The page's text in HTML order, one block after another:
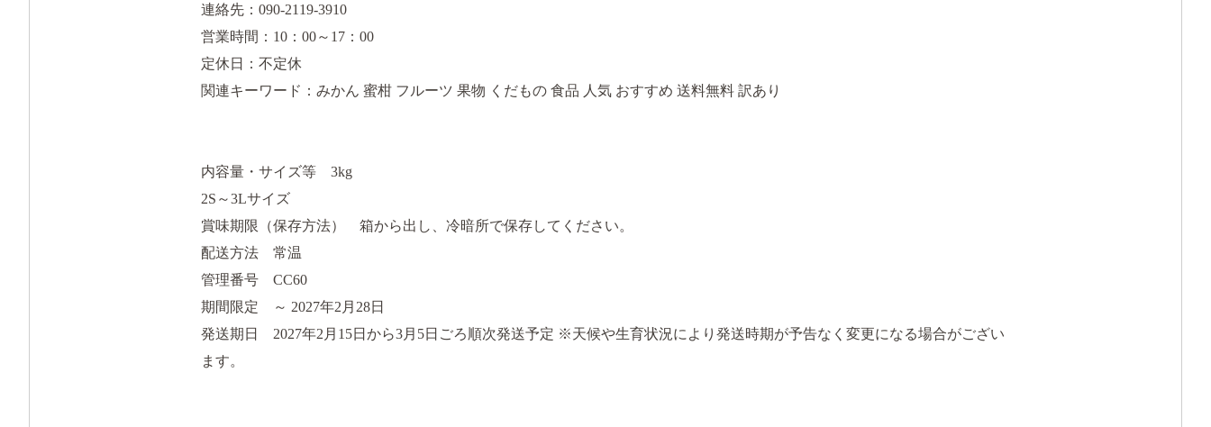
連絡先：090-2119-3910
営業時間：10：00～17：00
定休日：不定休
関連キーワード：みかん 蜜柑 フルーツ 果物 くだもの 食品 人気 おすすめ 送料無料 訳あり
内容量・サイズ等 3kg
2S～3Lサイズ
賞味期限（保存方法） 箱から出し、冷暗所で保存してください。
配送方法 常温
管理番号 CC60
期間限定 ～ 2027年2月28日
発送期日 2027年2月15日から3月5日ごろ順次発送予定 ※天候や生育状況により発送時期が予告なく変更になる場合がござい
ます。